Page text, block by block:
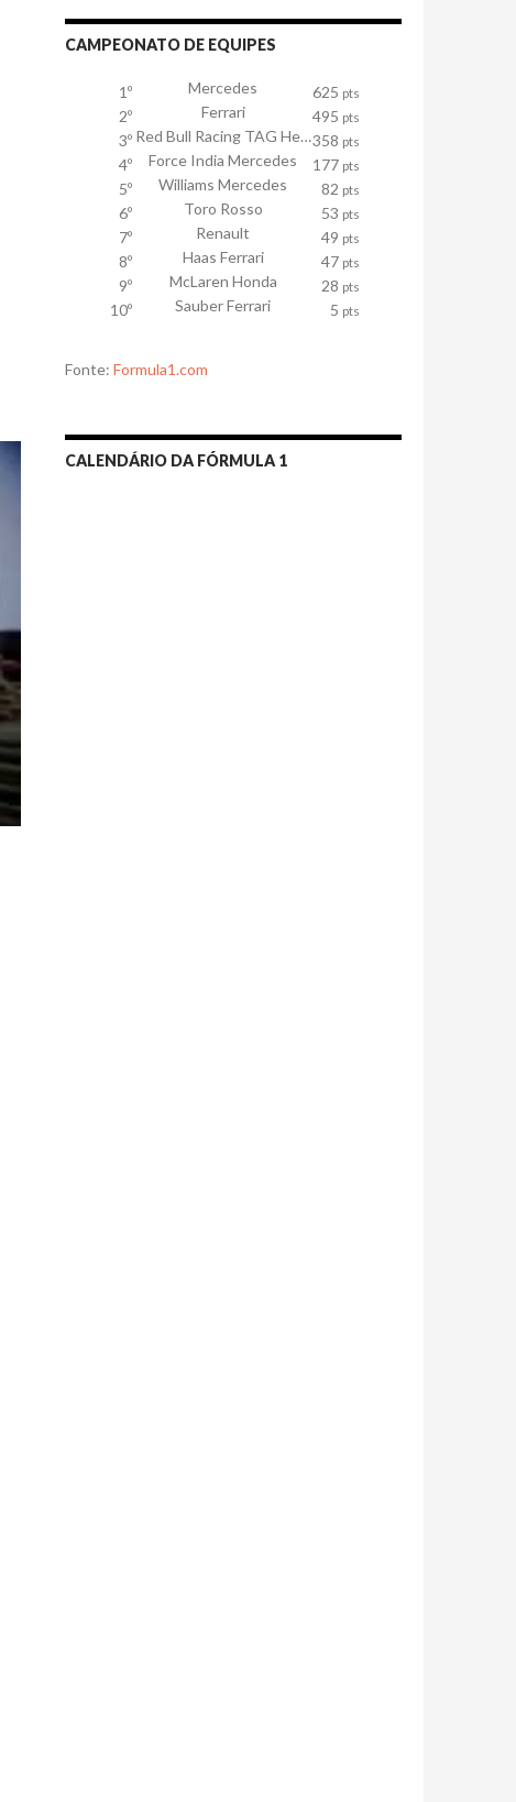
CAMPEONATO DE EQUIPES
1º Mercedes 625 pts
2º Ferrari 495 pts
3º Red Bull Racing TAG Heuer358 pts
4º Force India Mercedes 177 pts
5º Williams Mercedes 82 pts
6º Toro Rosso 53 pts
7º Renault 49 pts
8º Haas Ferrari 47 pts
9º McLaren Honda 28 pts
10º Sauber Ferrari 5 pts
Fonte: Formula1.com
CALENDÁRIO DA FÓRMULA 1